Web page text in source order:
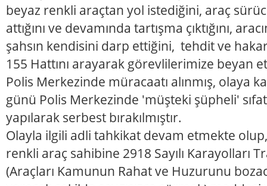
beyaz renkli araçtan yol istediğini, araç
attığını ve devamında tartışma çıktığını,
şahsın kendisini darp ettiğini, tehdit ve
155 Hattını arayarak görevlilerimize beyan
Polis Merkezinde müracaatı alınmış, olaya
günü Polis Merkezinde 'müşteki şüpheli'
yapılarak serbest bırakılmıştır.
Olayla ilgili adli tahkikat devam etmekte
renkli araç sahibine 2918 Sayılı Karayolları
(Araçları Kamunun Rahat ve Huzurunu